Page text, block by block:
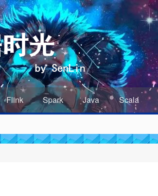
Flink Spark Java Scala